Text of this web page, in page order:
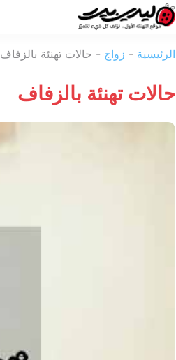
بيرد
الرئيسية - زواج - حالات تهنئة بالزفاف
حالات تهنئة بالزفاف